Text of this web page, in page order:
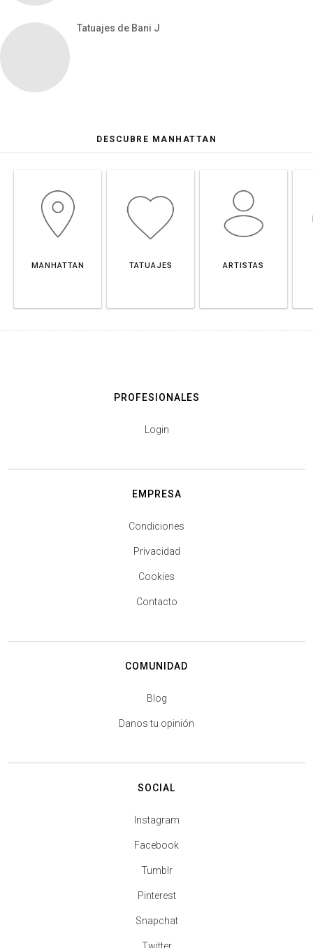
Tatuajes de Bani J
DESCUBRE MANHATTAN
MANHATTAN TATUAJES ARTISTAS
PROFESIONALES
Login
EMPRESA
Condiciones
Privacidad
Cookies
Contacto
COMUNIDAD
Blog
Danos tu opinión
SOCIAL
Instagram
Facebook
Tumblr
Pinterest
Snapchat